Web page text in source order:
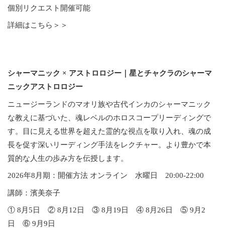
個別リクエスト開催可能
詳細はこちら＞＞
シャーマニック × アストロロジー｜星とチャクラのシャーマ
ニックアストロロジー
ニュージーランドのマオリ族や古代インカのシャーマニック
な教えに基づいた、魂レベルのホロスコープリーディングで
す。目に見える世界を超えた霊的な視点を取り入れ、魂の成
長を促す深いリーディング手法をレクチャー。より豊かで本
質的な人生の歩み方を伝授します。
2026年8月期：開催方法 オンライン 水曜日 20:00-22:00
講師：濱美奈子
① 8月5日 ② 8月12日 ③ 8月19日 ④ 8月26日 ⑤ 9月2
日 ⑥ 9月9日